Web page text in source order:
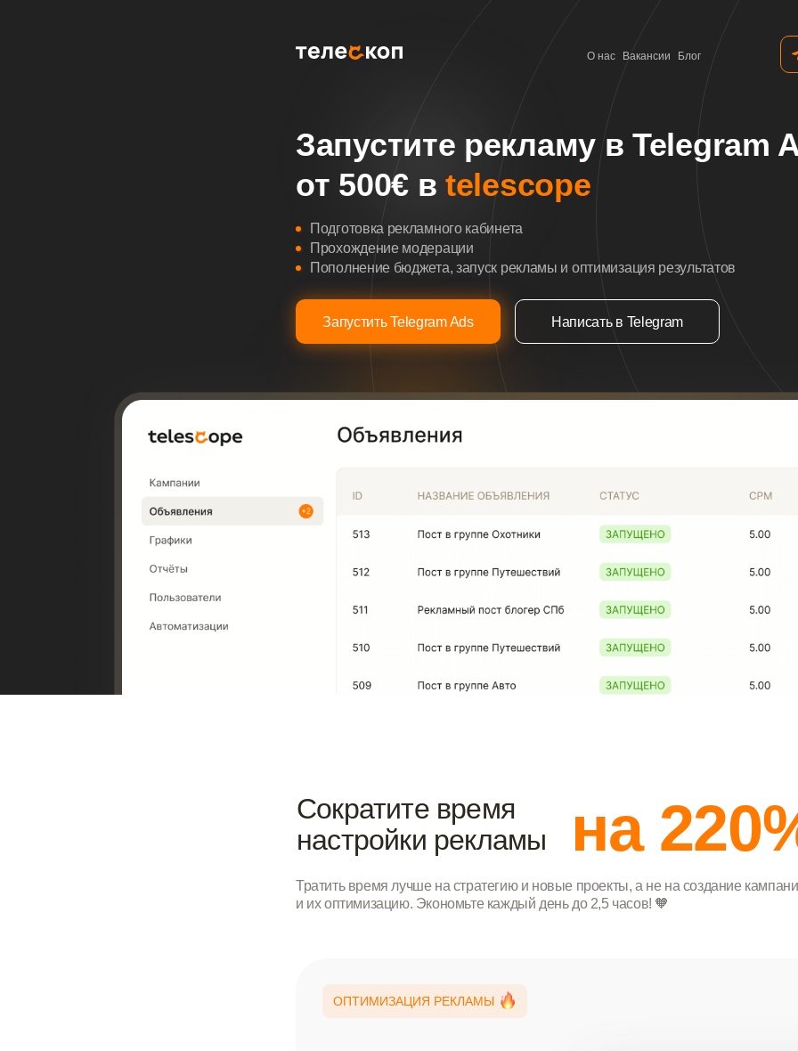
О нас Вакансии Блог
Запустите рекламу в Telegram
от 500€ в telescope
Подготовка рекламного кабинета
Прохождение модерации
Пополнение бюджета, запуск рекламы и оптимизация результатов
Запустить Telegram Ads Написать в Telegram
Сократите время
настройки рекламы
на
Тратить время лучше на стратегию и новые проекты, а не на создание
и их оптимизацию. Экономьте каждый день до 2,5 часов! 🧡
ОПТИМИЗАЦИЯ РЕКЛАМЫ